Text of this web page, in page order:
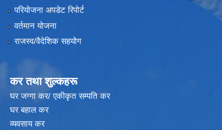
परियोजना अपडेट रिपोर्ट
वर्तमान योजना
राजस्व/वैदेशिक सहयोग
कर तथा शुल्कहरू
घर जग्गा कर/ एकीकृत सम्पति कर
घर बहाल कर
व्यवसाय कर